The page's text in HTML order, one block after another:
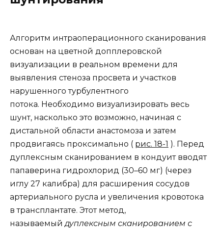
Алгоритм интраоперационного сканирования
основан на цветной допплеровской
визуализации в реальном времени для
выявления стеноза просвета и участков
нарушенного турбулентного
потока. Необходимо визуализировать весь
шунт, насколько это возможно, начиная с
дистальной области анастомоза и затем
продвигаясь проксимально ( рис. 18-1 ). Перед
дуплексным сканированием в кондуит вводят
папаверина гидрохлорид (30–60 мг) (через
иглу 27 калибра) для расширения сосудов
артериального русла и увеличения кровотока
в трансплантате. Этот метод,
называемый дуплексным сканированием с